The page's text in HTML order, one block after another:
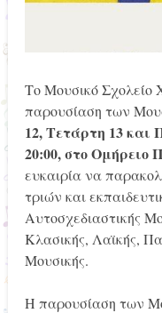
Το Μουσικό Σχολείο
παρουσίαση των
12, Τετάρτη 13 και
20:00, στο Ομήρειο
ευκαιρία να
τριών και
Αυτοσχεδιαστικής
Κλασικής, Λαϊκής,
Μουσικής.
Η παρουσίαση των